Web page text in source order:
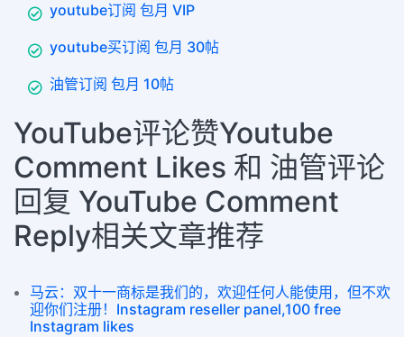
youtube订阅 包月 VIP
youtube买订阅 包月 30帖
油管订阅 包月 10帖
YouTube评论赞Youtube
Comment Likes 和 油管评论
回复 YouTube Comment
Reply相关文章推荐
马云：双十一商标是我们的，欢迎任何人能使用，但不欢
迎你们注册！Instagram reseller panel,100 free
Instagram likes